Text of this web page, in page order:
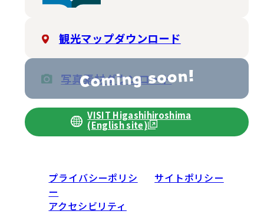
観光マップダウンロード
写真素材ダウンロード
VISIT Higashihiroshima
(English site)
プライバシーポリシ
ー
サイトポリシー
アクセシビリティ